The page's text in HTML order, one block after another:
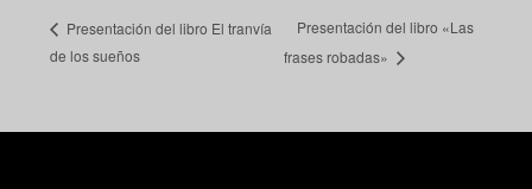
Presentación del libro El tranvía
de los sueños
Presentación del libro «Las
frases robadas»